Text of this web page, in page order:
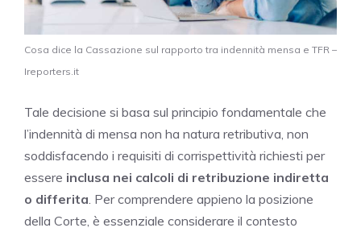
Cosa dice la Cassazione sul rapporto tra indennità mensa e TFR –
Ireporters.it
Tale decisione si basa sul principio fondamentale che
l’indennità di mensa non ha natura retributiva, non
soddisfacendo i requisiti di corrispettività richiesti per
essere inclusa nei calcoli di retribuzione indiretta
o differita. Per comprendere appieno la posizione
della Corte, è essenziale considerare il contesto